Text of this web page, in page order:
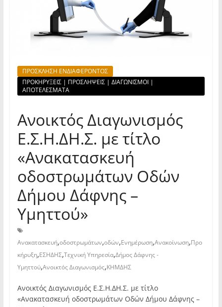
ΠΡΟΣΚΛΗΣΗ ΕΝΔΙΑΦΕΡΟΝΤΟΣ
ΠΡΟΚΗΡΥΞΕΙΣ | ΠΡΟΣΛΗΨΕΙΣ | ΔΙΑΓΩΝΙΣΜΟΙ |
ΑΠΟΤΕΛΕΣΜΑΤΑ
Ανοικτός Διαγωνισμός
Ε.Σ.Η.ΔΗ.Σ. με τίτλο
«Ανακατασκευή
οδοστρωμάτων Οδών
Δήμου Δάφνης –
Υμηττού»
Ανακατασκευή,οδοστρωμάτων,οδών,Ενημέρωση,Ανακοίνωση,Προ
κήρυξη,ΕΣΗΔΗΣ,Τεχνική Υπηρεσία,Δήμος Δάφνης -
Υμηττού,Ανοικτός Διαγωνισμός,ΚΗΜΔΗΣ
Ανοικτός Διαγωνισμός Ε.Σ.Η.ΔΗ.Σ. με τίτλο
«Ανακατασκευή οδοστρωμάτων Οδών Δήμου Δάφνης –